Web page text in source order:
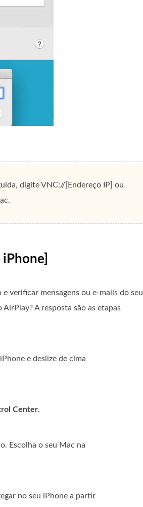
digite VNC://[Endereço IP] ou
verificar mensagens ou e-mails do seu
A resposta são as etapas
e deslize de cima
Center.
Escolha o seu Mac na
no seu iPhone a partir